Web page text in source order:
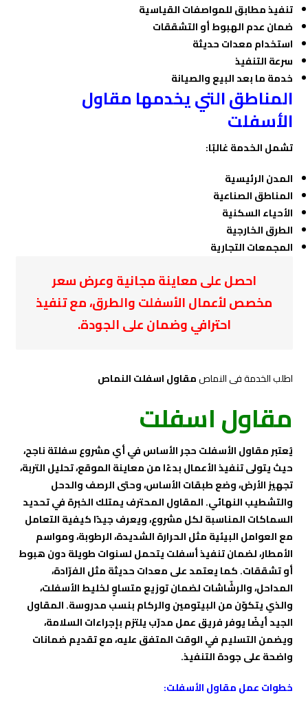
تنفيذ مطابق للمواصفات القياسية
ضمان عدم الهبوط أو التشققات
استخدام معدات حديثة
سرعة التنفيذ
خدمة ما بعد البيع والصيانة
المناطق التي يخدمها مقاول
الأسفلت
تشمل الخدمة غالبًا:
المدن الرئيسية
المناطق الصناعية
الأحياء السكنية
الطرق الخارجية
المجمعات التجارية
احصل على معاينة مجانية وعرض سعر
مخصص لأعمال الأسفلت والطرق، مع تنفيذ
احترافي وضمان على الجودة.
اطلب الخدمة فى النماصمقاول اسفلت النماص
مقاول اسفلت
يُعتبر مقاول الأسفلت حجر الأساس في أي مشروع سفلتة ناجح،
حيث يتولى تنفيذ الأعمال بدءًا من معاينة الموقع، تحليل التربة،
تجهيز الأرض، وضع طبقات الأساس، وحتى الرصف والدحل
والتشطيب النهائي. المقاول المحترف يمتلك الخبرة في تحديد
السماكات المناسبة لكل مشروع، ويعرف جيدًا كيفية التعامل
مع العوامل البيئية مثل الحرارة الشديدة، الرطوبة، ومواسم
الأمطار، لضمان تنفيذ أسفلت يتحمل لسنوات طويلة دون هبوط
أو تشققات. كما يعتمد على معدات حديثة مثل الفرّادة،
المداحل، والرشّاشات لضمان توزيع متساوٍ لخليط الأسفلت،
والذي يتكوّن من البيتومين والركام بنسب مدروسة. المقاول
الجيد أيضًا يوفر فريق عمل مدرّب يلتزم بإجراءات السلامة،
ويضمن التسليم في الوقت المتفق عليه، مع تقديم ضمانات
واضحة على جودة التنفيذ.
خطوات عمل مقاول الأسفلت: